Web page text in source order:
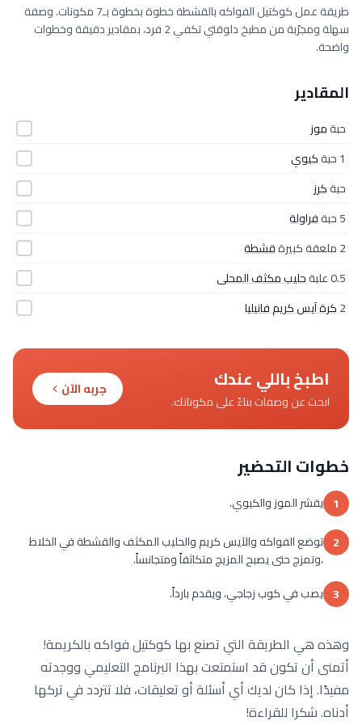
طريقة عمل كوكتيل الفواكه بالقشطة خطوة بخطوة بـ7 مكونات. وصفة
سهلة ومجرّبة من مطبخ دلوقتي تكفي 2 فرد، بمقادير دقيقة وخطوات
واضحة.
المقادير
حبةموز
1 حبة
كيوي
حبةكرز
5 حبة
فراولة
2 ملعقة كبيرة
قشطة
0.5 علبة
حليب مكثف المحلى
2كرة آيس كريم فانيليا
اطبخ باللي عندك
ابحث عن وصفات بناءً على مكوناتك.
جربه الآن
خطوات التحضير
1 يقشر الموز والكيوي.
2 توضع الفواكه والآيس كريم والحليب المكثف والقشطة في الخلاط
،وتمزج حتى يصبح المزيج متكاثفاً ومتجانساً.
3 يصب في كوب زجاجي، ويقدم بارداً.
وهذه هي الطريقة التي تصنع بها كوكتيل فواكه بالكريمة!
أتمنى أن تكون قد استمتعت بهذا البرنامج التعليمي ووجدته
مفيدًا. إذا كان لديك أي أسئلة أو تعليقات، فلا تتردد في تركها
أدناه. شكرا للقراءة!